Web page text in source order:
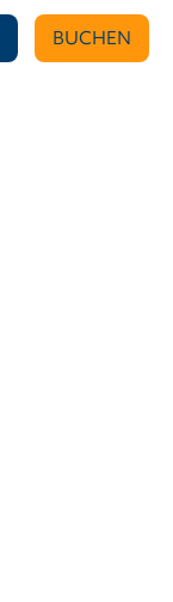
BUCHEN